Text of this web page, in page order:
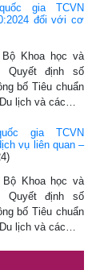
gia TCVN
đối với cơ
Bộ Khoa học và
Quyết định số
bố Tiêu chuẩn
lịch và các…
gia TCVN
vụ liên quan –
Bộ Khoa học và
Quyết định số
bố Tiêu chuẩn
lịch và các…